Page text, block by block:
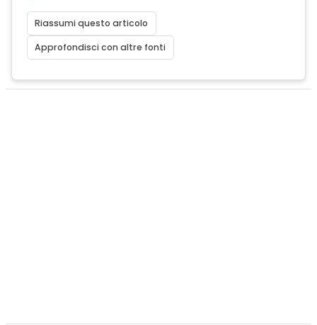
Riassumi questo articolo
Approfondisci con altre fonti